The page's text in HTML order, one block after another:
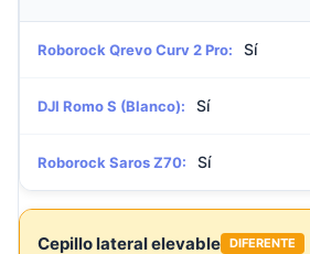
Roborock Qrevo Curv 2 Pro: Sí
DJI Romo S (Blanco): Sí
Roborock Saros Z70: Sí
Cepillo lateral elevable DIFERENTE